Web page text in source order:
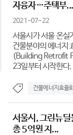
자융자…주택부...
2021-07-22
서울시가 서울 온
건물분야의 에너지
(Building Retrofit
23일부터 시작한다
건물에너지효율
서울시, 그린뉴딜
총 5억원 지...